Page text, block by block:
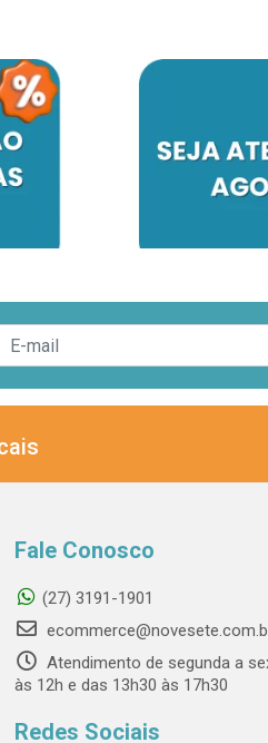
Fale Conosco
(27) 3191-1901
Atendimento de segunda a
às 12h e das 13h30 às 17h30
Redes Sociais